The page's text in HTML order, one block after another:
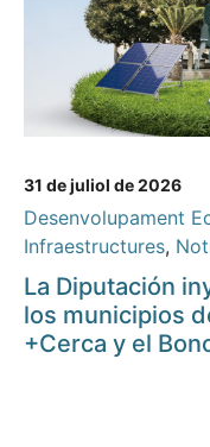
31 de juliol de 2026
Desenvolupament
Infraestructures,
La Diputación
los municipios
+Cerca y el